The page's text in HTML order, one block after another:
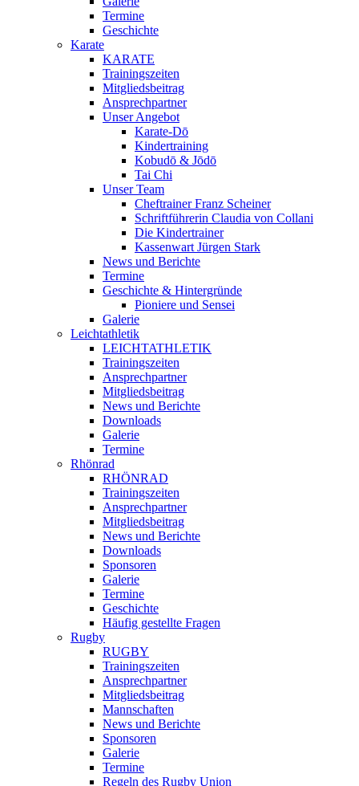
Termine
Geschichte
Karate
KARATE
Trainingszeiten
Mitgliedsbeitrag
Ansprechpartner
Unser Angebot
Karate-Dō
Kindertraining
Kobudō & Jōdō
Tai Chi
Unser Team
Cheftrainer Franz Scheiner
Schriftführerin Claudia von Collani
Die Kindertrainer
Kassenwart Jürgen Stark
News und Berichte
Termine
Geschichte & Hintergründe
Pioniere und Sensei
Galerie
Leichtathletik
LEICHTATHLETIK
Trainingszeiten
Ansprechpartner
Mitgliedsbeitrag
News und Berichte
Downloads
Galerie
Termine
Rhönrad
RHÖNRAD
Trainingszeiten
Ansprechpartner
Mitgliedsbeitrag
News und Berichte
Downloads
Sponsoren
Galerie
Termine
Geschichte
Häufig gestellte Fragen
Rugby
RUGBY
Trainingszeiten
Ansprechpartner
Mitgliedsbeitrag
Mannschaften
News und Berichte
Sponsoren
Galerie
Termine
Regeln des Rugby Union